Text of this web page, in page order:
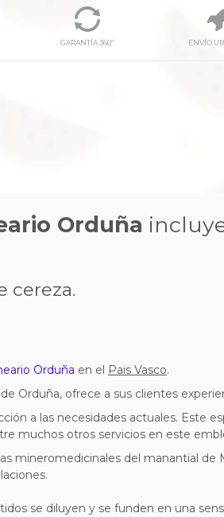
GARANTÍA 360º ENVÍO
Orduña
cereza.
Orduña en el Pais Vasco.
Orduña, ofrece a sus clientes
a las necesidades actuales. Este
muchos otros servicios en este
mineromedicinales del manantial de
se diluyen y se funden en una